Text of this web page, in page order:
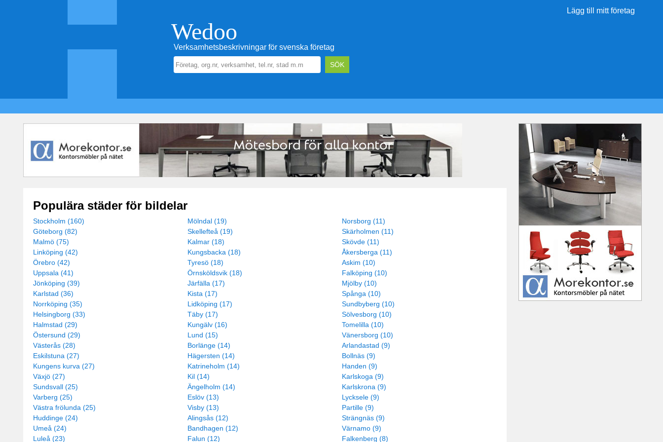
Lägg till mitt företag
Wedoo
Verksamhetsbeskrivningar för svenska företag
Populära städer för bildelar
Stockholm (160)
Göteborg (82)
Malmö (75)
Linköping (42)
Örebro (42)
Uppsala (41)
Jönköping (39)
Karlstad (36)
Norrköping (35)
Helsingborg (33)
Halmstad (29)
Östersund (29)
Västerås (28)
Eskilstuna (27)
Kungens kurva (27)
Växjö (27)
Sundsvall (25)
Varberg (25)
Västra frölunda (25)
Huddinge (24)
Umeå (24)
Luleå (23)
Mölndal (19)
Skellefteå (19)
Kalmar (18)
Kungsbacka (18)
Tyresö (18)
Örnsköldsvik (18)
Järfälla (17)
Kista (17)
Lidköping (17)
Täby (17)
Kungälv (16)
Lund (15)
Borlänge (14)
Hägersten (14)
Katrineholm (14)
Kil (14)
Ängelholm (14)
Eslöv (13)
Visby (13)
Alingsås (12)
Bandhagen (12)
Falun (12)
Norsborg (11)
Skärholmen (11)
Skövde (11)
Åkersberga (11)
Askim (10)
Falköping (10)
Mjölby (10)
Spånga (10)
Sundbyberg (10)
Sölvesborg (10)
Tomelilla (10)
Vänersborg (10)
Arlandastad (9)
Bollnäs (9)
Handen (9)
Karlskoga (9)
Karlskrona (9)
Lycksele (9)
Partille (9)
Strängnäs (9)
Värnamo (9)
Falkenberg (8)